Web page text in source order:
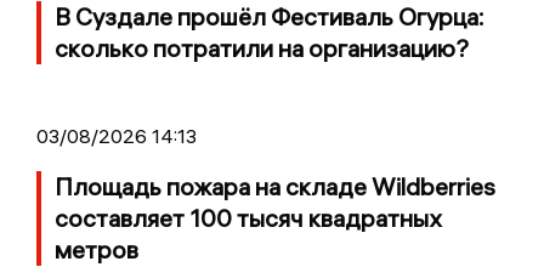
В Суздале прошёл Фестиваль Огурца:
сколько потратили на организацию?
03/08/2026 14:13
Площадь пожара на складе Wildberries
составляет 100 тысяч квадратных
метров